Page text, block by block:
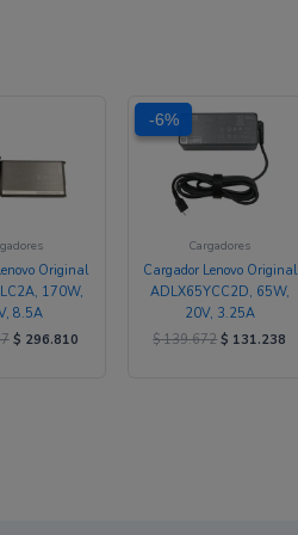
Original
170W,
8.5A
$ 346.637.
$ 296.810
-6%
-6%
Cargadores
Cargador Lenovo Original
ADLX65YCC2D, 65W,
20V, 3.25A
$139.672
precio
era:
$ 139.672.
$ 131.238